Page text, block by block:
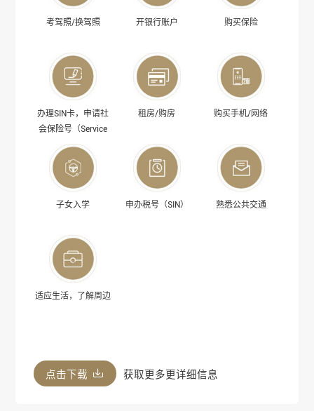
考驾照/换驾照 开银行账户 购买保险
办理SIN卡，申请社
会保险号（Service
Canada）
租房/购房 购买手机/网络
子女入学 申办税号（SIN） 熟悉公共交通
适应生活，了解周边
点击下载 获取更多更详细信息